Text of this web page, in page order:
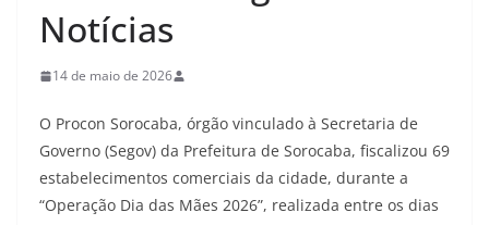
Notícias
14 de maio de 2026
O Procon Sorocaba, órgão vinculado à Secretaria de
Governo (Segov) da Prefeitura de Sorocaba, fiscalizou 69
estabelecimentos comerciais da cidade, durante a
“Operação Dia das Mães 2026”, realizada entre os dias